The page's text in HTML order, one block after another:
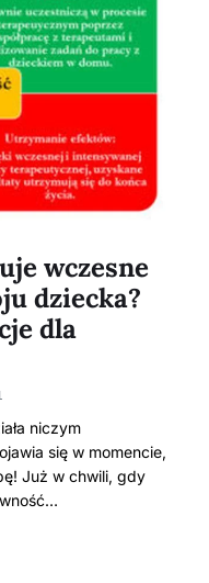
wczesne
dziecka?
dla
niczym
się w momencie,
Już w chwili, gdy